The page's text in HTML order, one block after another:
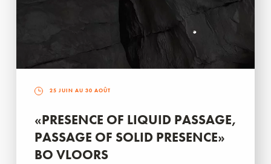
25 JUIN AU 30 AOÛT
«PRESENCE OF LIQUID PASSAGE,
PASSAGE OF SOLID PRESENCE»
BO VLOORS